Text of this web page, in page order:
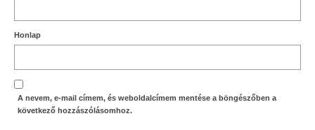
Honlap
A nevem, e-mail címem, és weboldalcímem mentése a böngészőben a
következő hozzászólásomhoz.